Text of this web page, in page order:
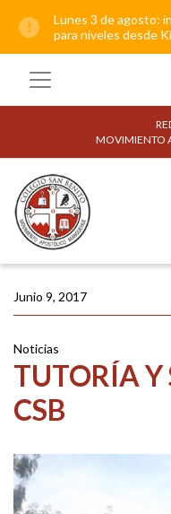
Lunes 3 de agosto:
para niveles desde
MOVIMIENTO
Junio 9, 2017
Noticias
TUTORÍA Y
CSB